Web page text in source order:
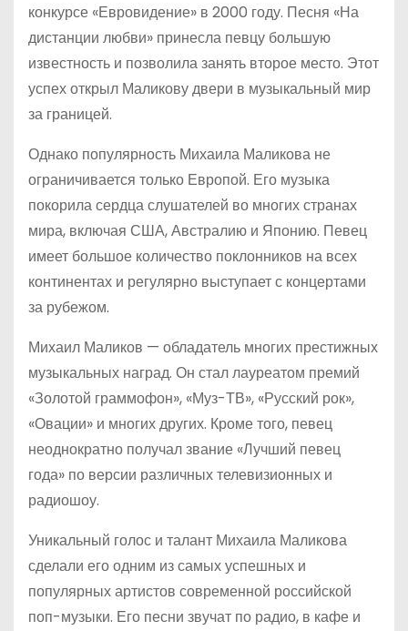
конкурсе «Евровидение» в 2000 году. Песня «На
дистанции любви» принесла певцу большую
известность и позволила занять второе место. Этот
успех открыл Маликову двери в музыкальный мир
за границей.
Однако популярность Михаила Маликова не
ограничивается только Европой. Его музыка
покорила сердца слушателей во многих странах
мира, включая США, Австралию и Японию. Певец
имеет большое количество поклонников на всех
континентах и регулярно выступает с концертами
за рубежом.
Михаил Маликов — обладатель многих престижных
музыкальных наград. Он стал лауреатом премий
«Золотой граммофон», «Муз-ТВ», «Русский рок»,
«Овации» и многих других. Кроме того, певец
неоднократно получал звание «Лучший певец
года» по версии различных телевизионных и
радиошоу.
Уникальный голос и талант Михаила Маликова
сделали его одним из самых успешных и
популярных артистов современной российской
поп-музыки. Его песни звучат по радио, в кафе и